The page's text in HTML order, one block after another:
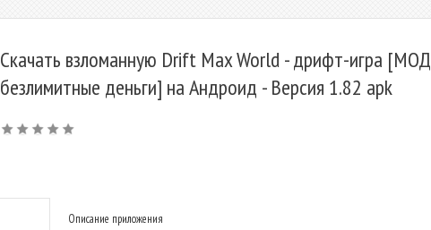
Скачать взломанную Drift Max World - дрифт-игра [МОД
безлимитные деньги] на Андроид - Версия 1.82 apk
Описание приложения